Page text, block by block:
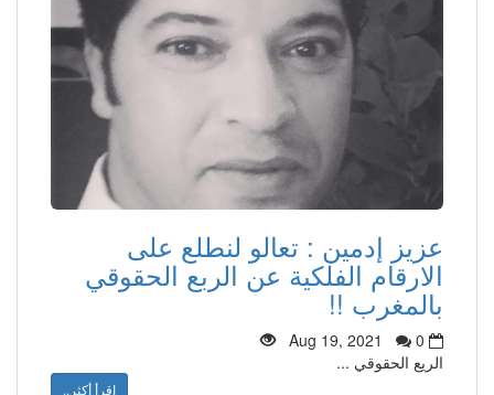
عزيز إدمين : تعالو لنطلع على
الارقام الفلكية عن الربع الحقوقي
بالمغرب !!
Aug 19, 2021
0
الريع الحقوقي ...
اقرأ أكثر..